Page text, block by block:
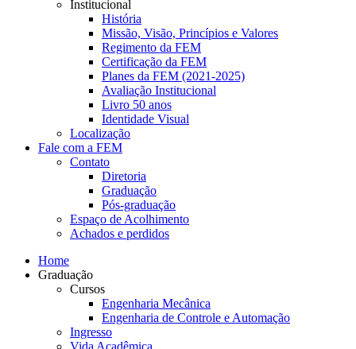
Institucional
História
Missão, Visão, Princípios e Valores
Regimento da FEM
Certificação da FEM
Planes da FEM (2021-2025)
Avaliação Institucional
Livro 50 anos
Identidade Visual
Localização
Fale com a FEM
Contato
Diretoria
Graduação
Pós-graduação
Espaço de Acolhimento
Achados e perdidos
Home
Graduação
Cursos
Engenharia Mecânica
Engenharia de Controle e Automação
Ingresso
Vida Acadêmica